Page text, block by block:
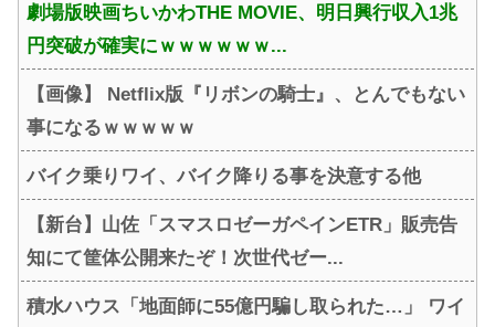
劇場版映画ちいかわTHE MOVIE、明日興行収入1兆
円突破が確実にｗｗｗｗｗｗ...
【画像】 Netflix版『リボンの騎士』、とんでもない
事になるｗｗｗｗｗ
バイク乗りワイ、バイク降りる事を決意する他
【新台】山佐「スマスロゼーガペインETR」販売告
知にて筐体公開来たぞ！次世代ゼー...
積水ハウス「地面師に55億円騙し取られた…」 ワイ